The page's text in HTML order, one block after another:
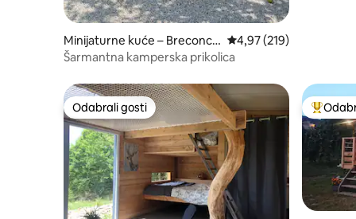
Minijaturne kuće – Breconch
aux
Prosječna ocjena: 4,97/
4,97 (219)
Šarmantna kamperska prikolica
Odabrali gosti
Odabrali gosti Među